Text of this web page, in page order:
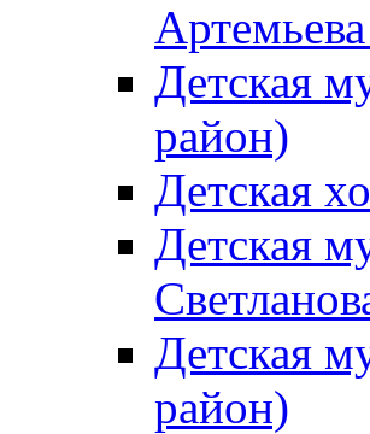
Детская
район)
Детская
Детская
Детская
район)